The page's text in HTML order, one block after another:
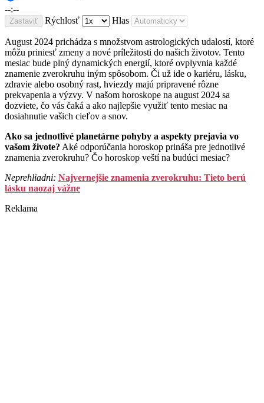
--:--
Zastaviť Rýchlosť Hlas
August 2024 prichádza s množstvom astrologických udalostí, ktoré
môžu priniesť zmeny a nové príležitosti do našich životov. Tento
mesiac bude plný dynamických energií, ktoré ovplyvnia každé
znamenie zverokruhu iným spôsobom. Či už ide o kariéru, lásku,
zdravie alebo osobný rast, hviezdy majú pripravené rôzne
prekvapenia a výzvy. V našom horoskope na august 2024 sa
dozviete, čo vás čaká a ako najlepšie využiť tento mesiac na
dosiahnutie vašich cieľov a snov.
Ako sa jednotlivé planetárne pohyby a aspekty prejavia vo
vašom živote? Aké odporúčania horoskop prináša pre jednotlivé
znamenia zverokruhu? Čo horoskop veští na budúci mesiac?
Neprehliadni: Najvernejšie znamenia zverokruhu: Tieto berú
lásku naozaj vážne
Reklama